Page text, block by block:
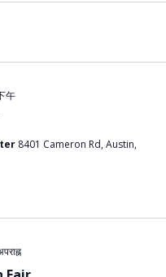
午
8401 Cameron Rd, Austin,